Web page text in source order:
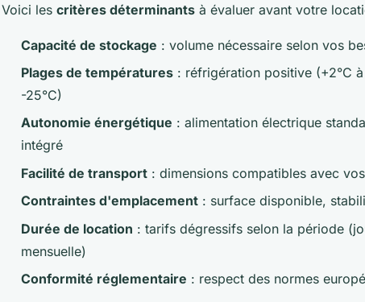
Voici les critères déterminants à évaluer avant votre
Capacité de stockage : volume nécessaire selon vos
Plages de températures : réfrigération positive (+2°C
-25°C)
Autonomie énergétique : alimentation électrique
intégré
Facilité de transport : dimensions compatibles avec
Contraintes d'emplacement : surface disponible,
Durée de location : tarifs dégressifs selon la période
mensuelle)
Conformité réglementaire : respect des normes